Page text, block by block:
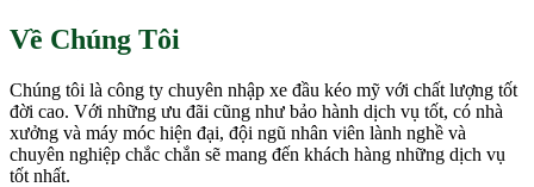
Về Chúng Tôi
Chúng tôi là công ty chuyên nhập xe đầu kéo mỹ với chất lượng tốt
đời cao. Với những ưu đãi cũng như bảo hành dịch vụ tốt, có nhà
xưởng và máy móc hiện đại, đội ngũ nhân viên lành nghề và
chuyên nghiệp chắc chắn sẽ mang đến khách hàng những dịch vụ
tốt nhất.